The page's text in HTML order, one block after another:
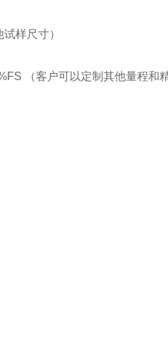
试样尺寸）
（客户可以定制其他量程和